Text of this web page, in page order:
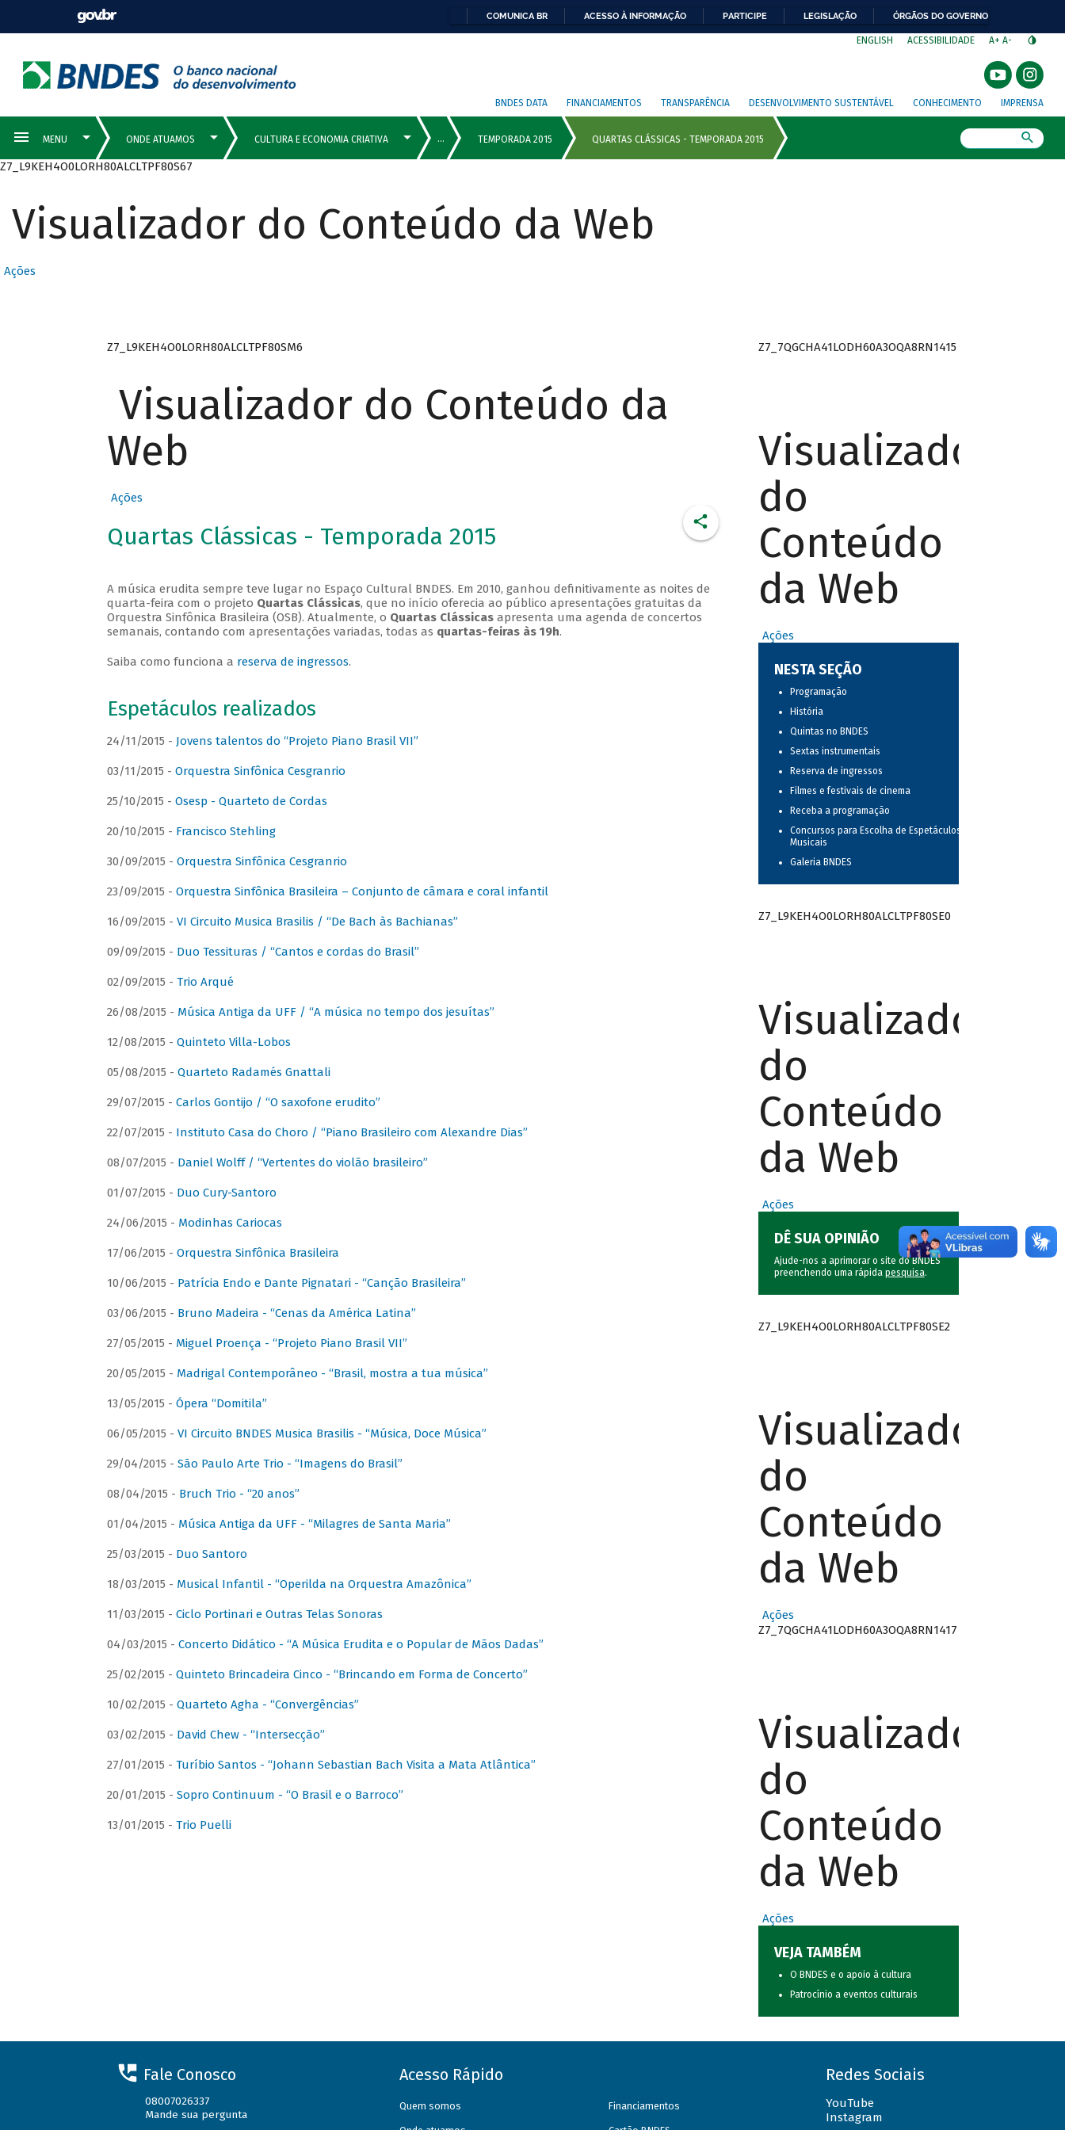
COMUNICA BR ACESSO À INFORMAÇÃO PARTICIPE LEGISLAÇÃO ÓRGÃOS DO GOVERNO
ENGLISH ACESSIBILIDADE A+ A-
BNDES DATA FINANCIAMENTOS TRANSPARÊNCIA DESENVOLVIMENTO SUSTENTÁVEL CONHECIMENTO IMPRENSA
Z7_L9KEH4O0LORH80ALCLTPF80S67
Visualizador do Conteúdo da Web
Ações
Z7_L9KEH4O0LORH80ALCLTPF80SM6
Visualizador do Conteúdo da
Web
Ações
Quartas Clássicas - Temporada 2015
A música erudita sempre teve lugar no Espaço Cultural BNDES. Em 2010, ganhou definitivamente as noites de
quarta-feira com o projeto Quartas Clássicas, que no início oferecia ao público apresentações gratuitas da
Orquestra Sinfônica Brasileira (OSB). Atualmente, o Quartas Clássicasapresenta uma agenda de concertos
semanais, contando com apresentações variadas, todas as quartas-feiras às 19h.
Saiba como funciona a reserva de ingressos.
Espetáculos realizados
24/11/2015 - Jovens talentos do “Projeto Piano Brasil VII”
03/11/2015 - Orquestra Sinfônica Cesgranrio
25/10/2015 - Osesp - Quarteto de Cordas
20/10/2015 - Francisco Stehling
30/09/2015 - Orquestra Sinfônica Cesgranrio
23/09/2015 - Orquestra Sinfônica Brasileira – Conjunto de câmara e coral infantil
16/09/2015 - VI Circuito Musica Brasilis / “De Bach às Bachianas”
09/09/2015 - Duo Tessituras / “Cantos e cordas do Brasil”
02/09/2015 - Trio Arqué
26/08/2015 - Música Antiga da UFF / “A música no tempo dos jesuítas”
12/08/2015 - Quinteto Villa-Lobos
05/08/2015 - Quarteto Radamés Gnattali
29/07/2015 - Carlos Gontijo / “O saxofone erudito”
22/07/2015 - Instituto Casa do Choro / “Piano Brasileiro com Alexandre Dias”
08/07/2015 - Daniel Wolff / “Vertentes do violão brasileiro”
01/07/2015 - Duo Cury-Santoro
24/06/2015 - Modinhas Cariocas
17/06/2015 - Orquestra Sinfônica Brasileira
10/06/2015 - Patrícia Endo e Dante Pignatari - “Canção Brasileira”
03/06/2015 - Bruno Madeira - “Cenas da América Latina”
27/05/2015 - Miguel Proença - “Projeto Piano Brasil VII”
20/05/2015 - Madrigal Contemporâneo - “Brasil, mostra a tua música”
13/05/2015 - Ópera “Domitila”
06/05/2015 - VI Circuito BNDES Musica Brasilis - “Música, Doce Música”
29/04/2015 - São Paulo Arte Trio - “Imagens do Brasil”
08/04/2015 - Bruch Trio - “20 anos”
01/04/2015 - Música Antiga da UFF - “Milagres de Santa Maria”
25/03/2015 - Duo Santoro
18/03/2015 - Musical Infantil - “Operilda na Orquestra Amazônica”
11/03/2015 - Ciclo Portinari e Outras Telas Sonoras
04/03/2015 - Concerto Didático - “A Música Erudita e o Popular de Mãos Dadas”
25/02/2015 - Quinteto Brincadeira Cinco - “Brincando em Forma de Concerto”
10/02/2015 - Quarteto Agha - “Convergências”
03/02/2015 - David Chew - “Intersecção”
27/01/2015 - Turíbio Santos - “Johann Sebastian Bach Visita a Mata Atlântica”
20/01/2015 - Sopro Continuum - “O Brasil e o Barroco”
13/01/2015 - Trio Puelli
Z7_7QGCHA41LODH60A3OQA8RN1415
Visualizador
do
Conteúdo
da Web
Ações
NESTA SEÇÃO
Programação
História
Quintas no BNDES
Sextas instrumentais
Reserva de ingressos
Filmes e festivais de cinema
Receba a programação
Concursos para Escolha de Espetáculos
Musicais
Galeria BNDES
Z7_L9KEH4O0LORH80ALCLTPF80SE0
Visualizador
do
Conteúdo
da Web
Ações
DÊ SUA OPINIÃO
Ajude-nos a aprimorar o site do BNDES
preenchendo uma rápida pesquisa.
Z7_L9KEH4O0LORH80ALCLTPF80SE2
Visualizador
do
Conteúdo
da Web
Ações
Z7_7QGCHA41LODH60A3OQA8RN1417
Visualizador
do
Conteúdo
da Web
Ações
VEJA TAMBÉM
O BNDES e o apoio à cultura
Patrocínio a eventos culturais
Fale Conosco
08007026337
Mande sua pergunta
Acesso Rápido
Quem somos Financiamentos
Redes Sociais
YouTube
Instagram